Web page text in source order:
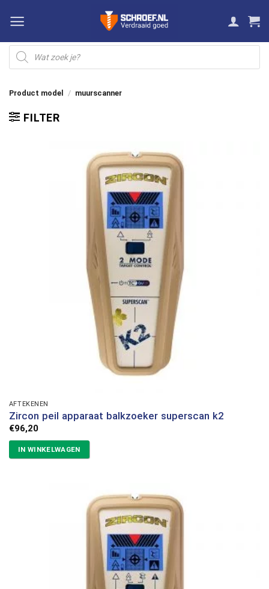
naar
inhoud
Producten
zoeken
Product model / muurscanner
FILTER
AFTEKENEN
Zircon peil apparaat balkzoeker superscan k2
€96,20
IN WINKELWAGEN